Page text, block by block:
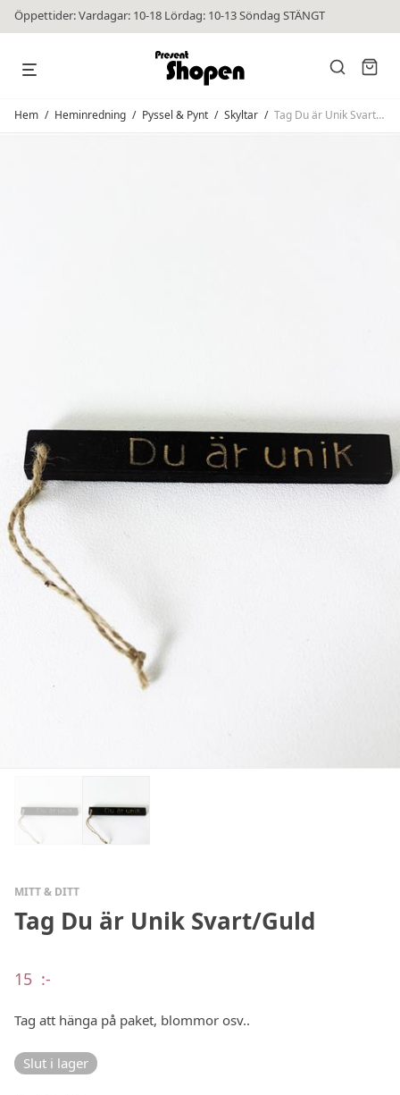
Öppettider: Vardagar: 10-18 Lördag: 10-13 Söndag STÄNGT
Hem / Heminredning / Pyssel & Pynt / Skyltar / Tag Du är Unik Svart/Guld
MITT & DITT
Tag Du är Unik Svart/Guld
15 :-
Tag att hänga på paket, blommor osv..
Slut i lager